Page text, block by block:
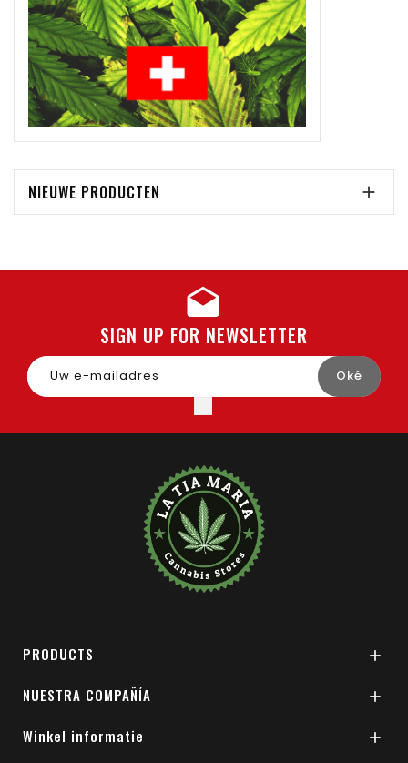
NIEUWE PRODUCTEN 
SIGN UP FOR NEWSLETTER
PRODUCTS 
NUESTRA COMPAÑÍA 
Winkel informatie 